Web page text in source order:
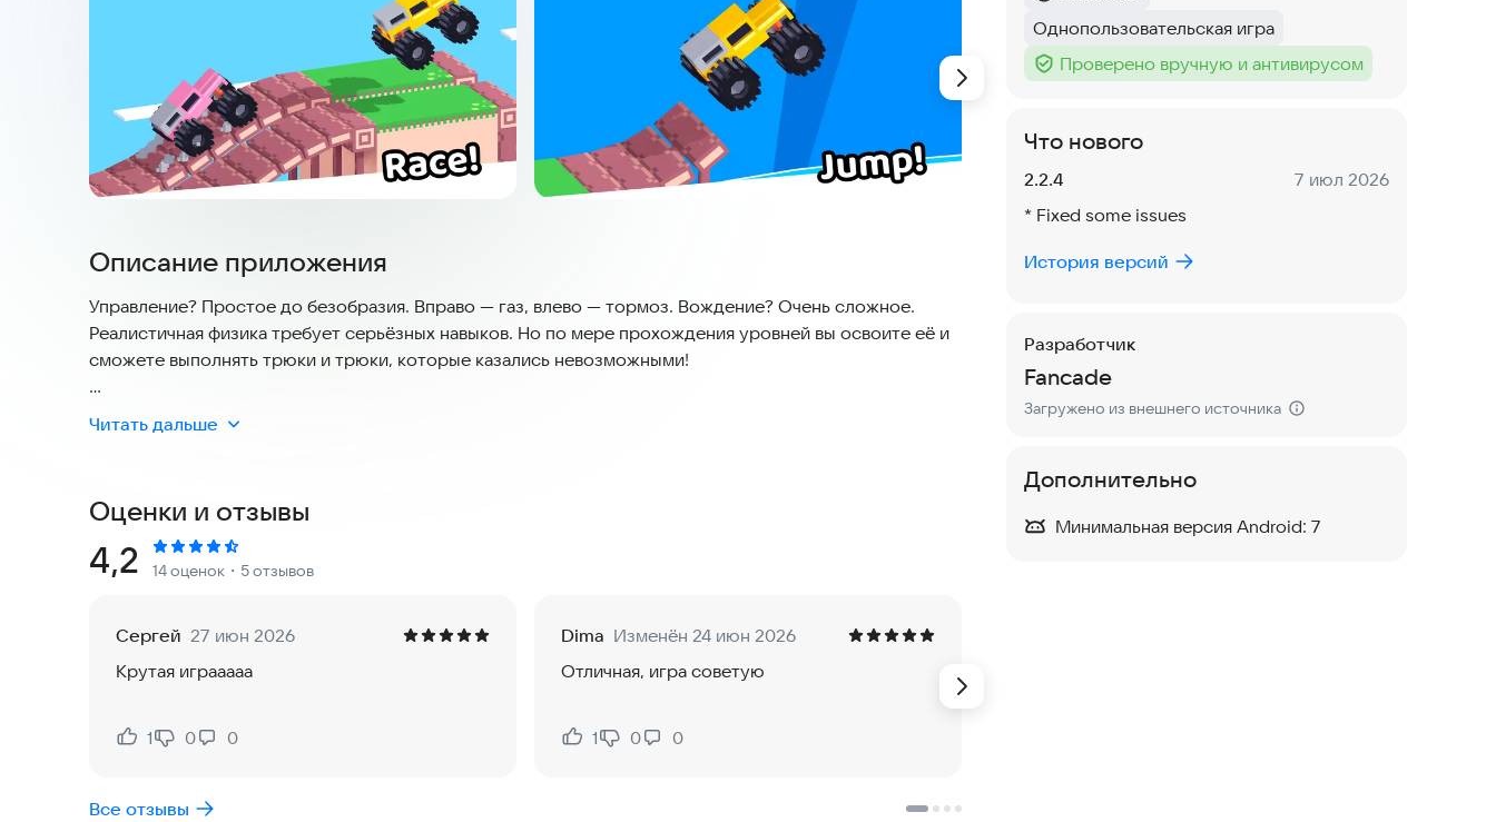
Описание приложения
Управление? Простое до безобразия. Вправо — газ, влево — тормоз. Вождение? Очень сложное.
Реалистичная физика требует серьёзных навыков. Но по мере прохождения уровней вы освоите её и
сможете выполнять трюки и трюки, которые казались невозможными!
Более 100 уровней, небольшой размер установочного файла, высокая производительность и
возможность играть офлайн — эта игра вам точно понравится надолго.
Читать дальше
Оценки и отзывы
Рейтинг:
4,2 14 оценок ・5 отзывов
Сергей 27 июн 2026
Крутая играаааа
Нравится:
1
Не нравится:
0 0
Dima Изменён 24 июн 2026
Отличная, игра советую
Нравится:
1
Не нравится:
0 0
Все отзывы
Тег:
Однопользовательская игра
Тег :
Проверено вручную и антивирусом
Что нового
Версия:
2.2.4 Дата:
7 июл 2026
* Fixed some issues
История версий
Разработчик
Fancade
Загружено из внешнего источника
Дополнительно
Минимальная версия Android: 7